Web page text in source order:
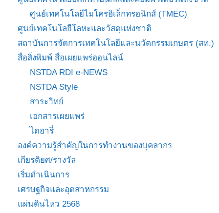
ศูนย์เทคโนโลยีไมโครอิเล็กทรอนิกส์ (TMEC)
ศูนย์เทคโนโลยีโลหะและวัสดุแห่งชาติ
สถาบันการจัดการเทคโนโลยีและนวัตกรรมเกษตร (สท.)
สื่อสิ่งพิมพ์ สื่อเผยแพร่ออนไลน์
NSTDA RDI e-NEWS
NSTDA Style
สาระวิทย์
เอกสารเผยแพร่
ไดอารี่
องค์ความรู้สำคัญในการทำงานของบุคลากร
เกียรติยศ/รางวัล
เริ่มดำเนินการ
เศรษฐกิจและอุตสาหกรรม
แผ่นดินไหว 2568